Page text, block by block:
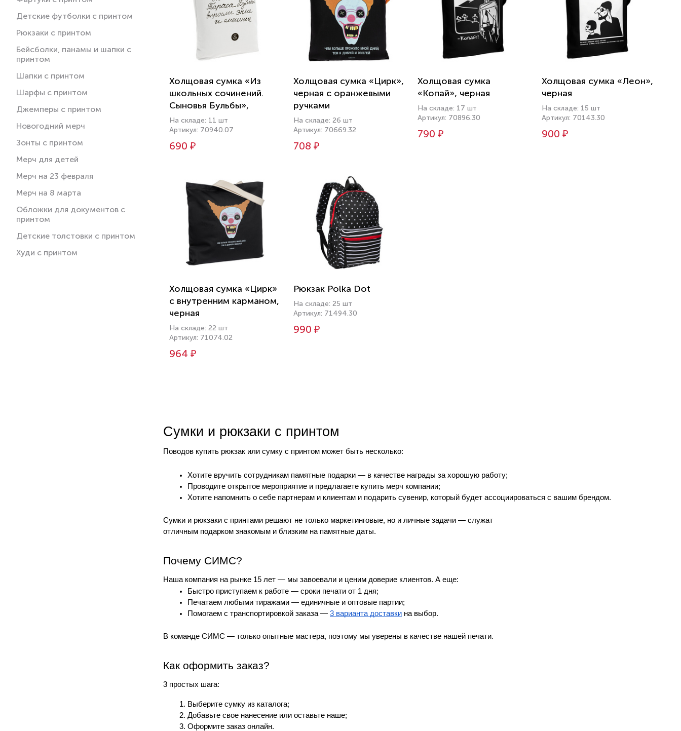
Детские футболки с принтом
Рюкзаки с принтом
Бейсболки, панамы и шапки с
принтом
Шапки с принтом
Шарфы с принтом
Джемперы с принтом
Новогодний мерч
Зонты с принтом
Мерч для детей
Мерч на 23 февраля
Мерч на 8 марта
Обложки для документов с
принтом
Детские толстовки с принтом
Худи с принтом
Холщовая сумка «Из
школьных сочинений.
Сыновья Бульбы»,
молочно-белая
На складе: 11 шт
Артикул: 70940.07
690 ₽
Холщовая сумка «Цирк»,
черная с оранжевыми
ручками
На складе: 26 шт
Артикул: 70669.32
708 ₽
Холщовая сумка
«Копай», черная
На складе: 17 шт
Артикул: 70896.30
790 ₽
Холщовая сумка «Леон»,
черная
На складе: 15 шт
Артикул: 70143.30
900 ₽
Холщовая сумка «Цирк»
с внутренним карманом,
черная
На складе: 22 шт
Артикул: 71074.02
964 ₽
Рюкзак Polka Dot
На складе: 25 шт
Артикул: 71494.30
990 ₽
Сумки и рюкзаки с принтом
Поводов купить рюкзак или сумку с принтом может быть несколько:
Хотите вручить сотрудникам памятные подарки — в качестве награды за хорошую работу;
Проводите открытое мероприятие и предлагаете купить мерч компании;
Хотите напомнить о себе партнерам и клиентам и подарить сувенир, который будет ассоциироваться с вашим брендом.
Сумки и рюкзаки с принтами решают не только маркетинговые, но и личные задачи — служат
отличным подарком знакомым и близким на памятные даты.
Почему СИМС?
Наша компания на рынке 15 лет — мы завоевали и ценим доверие клиентов. А еще:
Быстро приступаем к работе — сроки печати от 1 дня;
Печатаем любыми тиражами — единичные и оптовые партии;
Помогаем с транспортировкой заказа — 3 варианта доставки на выбор.
В команде СИМС — только опытные мастера, поэтому мы уверены в качестве нашей печати.
Как оформить заказ?
3 простых шага:
Выберите сумку из каталога;
Добавьте свое нанесение или оставьте наше;
Оформите заказ онлайн.